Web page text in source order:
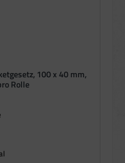
100 x 40 mm,
Rolle
auswählen